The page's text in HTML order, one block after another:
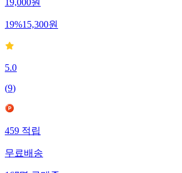
19,000원
19%15,300원
5.0
(9)
459적립
무료배송